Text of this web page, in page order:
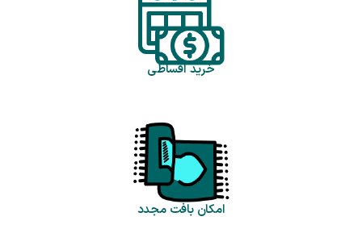
خرید اقساطی
امکان بافت مجدد